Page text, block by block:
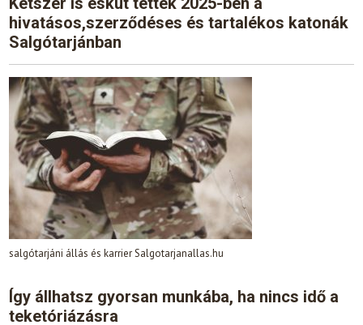
hivatásos,szerződéses és tartalékos katonák
Salgótarjánban
salgótarjáni állás és karrier Salgotarjanallas.hu
Így állhatsz gyorsan munkába, ha nincs idő a
teketóriázásra